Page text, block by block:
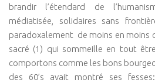
NEWS
Save the date
Vidéos
PARTENAIRES
brandir l’étendard de
médiatisée, solidaires sans
paradoxalement de moins en moins
sacré (1) qui sommeille en tout
comportons comme les bons
des 60’s avait montré ses